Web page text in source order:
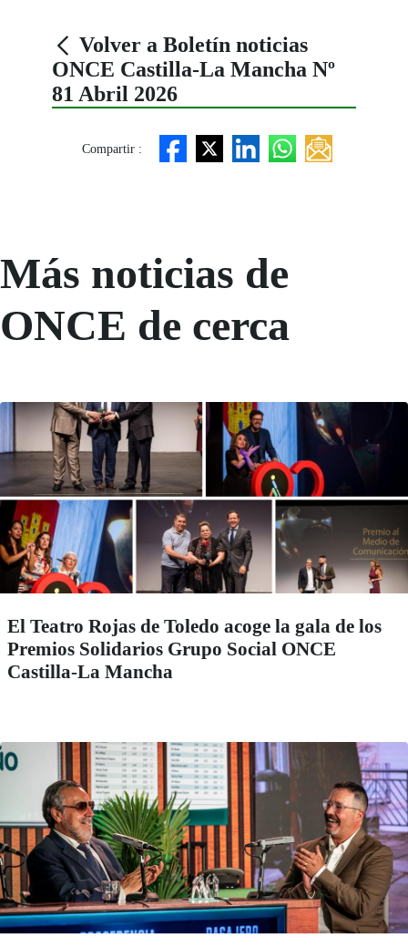
Volver a Boletín noticias
ONCE Castilla-La Mancha Nº
81 Abril 2026
Compartir :
Más noticias de
ONCE de cerca
El Teatro Rojas de Toledo acoge la gala de los
Premios Solidarios Grupo Social ONCE
Castilla-La Mancha